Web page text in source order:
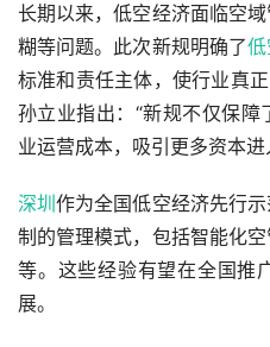
长期以来，低空经济面临空
糊等问题。此次新规明确了
标准和责任主体，使行业真正
孙立业指出：“新规不仅保
业运营成本，吸引更多资本
深圳作为全国低空经济先行
制的管理模式，包括智能化
等。这些经验有望在全国推
展。